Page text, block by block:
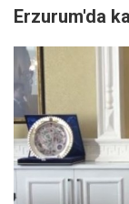
Erzurum'da